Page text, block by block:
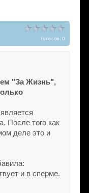
Голосов: 0
"За Жизнь",
После того как
деле это и
и в сперме.